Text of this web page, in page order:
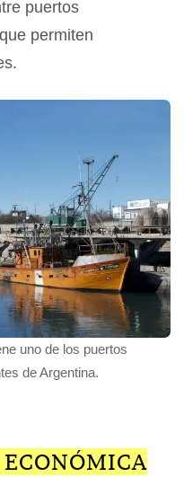
puertos
permiten
uno de los puertos
de Argentina.